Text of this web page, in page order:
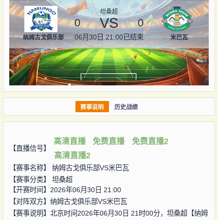
纳姆古戈俱乐部
坦桑超
0 VS 0
06月30日 21:00已结束 米巴瓦
赛事说明 历史战绩
【直播信号】
高清直播 免费直播
免费直播2
高清直播2
【赛事名称】 纳姆古戈俱乐部VS米巴瓦
【赛事分类】 坦桑超
【开赛时间】2026年06月30日 21:00
【对阵双方】 纳姆古戈俱乐部VS米巴瓦
【赛事说明】北京时间2026年06月30日 21时00分，坦桑超【纳姆